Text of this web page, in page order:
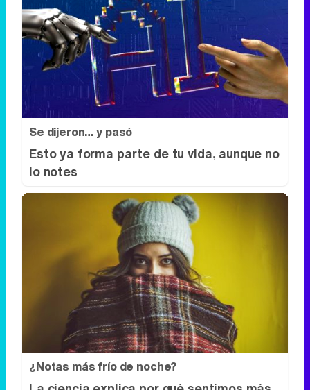
Se dijeron… y pasó
Esto ya forma parte de tu vida, aunque no
lo notes
¿Notas más frío de noche?